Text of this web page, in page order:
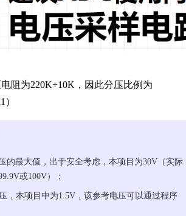
阻为220K+10K，因此分压比例为
的最大值，出于安全考虑，本项目为30V（实际
或100V）；
，本项目中为1.5V，该参考电压可以通过程序